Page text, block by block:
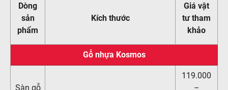
Dòng
sản
phẩm
Kích thước
Giá vật
tư tham
khảo
Gỗ nhựa Kosmos
Sàn gỗ
119.000
–